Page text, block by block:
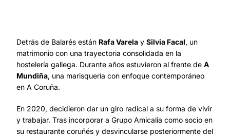
Detrás de Balarés están Rafa Varela y Silvia Facal, un
matrimonio con una trayectoria consolidada en la
hostelería gallega. Durante años estuvieron al frente de A
Mundiña, una marisquería con enfoque contemporáneo
en A Coruña.
En 2020, decidieron dar un giro radical a su forma de vivir
y trabajar. Tras incorporar a Grupo Amicalia como socio en
su restaurante coruñés y desvincularse posteriormente del